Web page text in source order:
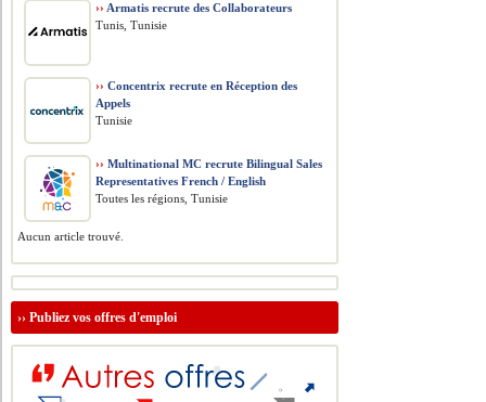
›› Armatis recrute des Collaborateurs
Tunis, Tunisie
›› Concentrix recrute en Réception des
Appels
Tunisie
›› Multinational MC recrute Bilingual Sales
Representatives French / English
Toutes les régions, Tunisie
Aucun article trouvé.
››Publiez vos offres d'emploi